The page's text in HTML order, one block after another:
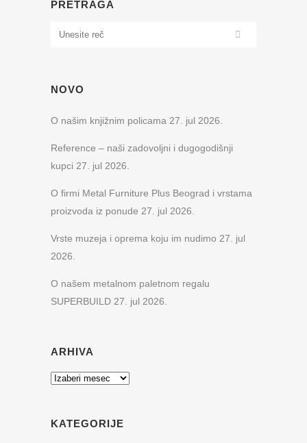
PRETRAGA
NOVO
O našim knjižnim policama 27. jul 2026.
Reference – naši zadovoljni i dugogodišnji
kupci 27. jul 2026.
O firmi Metal Furniture Plus Beograd i vrstama
proizvoda iz ponude 27. jul 2026.
Vrste muzeja i oprema koju im nudimo 27. jul
2026.
O našem metalnom paletnom regalu
SUPERBUILD 27. jul 2026.
ARHIVA
Arhiva
KATEGORIJE